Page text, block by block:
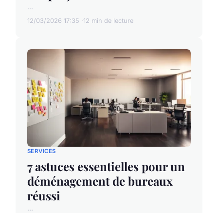
...
12/03/2026 17:35 12 min de lecture
SERVICES
7 astuces essentielles pour un
déménagement de bureaux
réussi
...